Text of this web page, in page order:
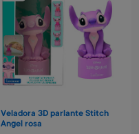
Veladora 3D parlante Stitch
Angel rosa